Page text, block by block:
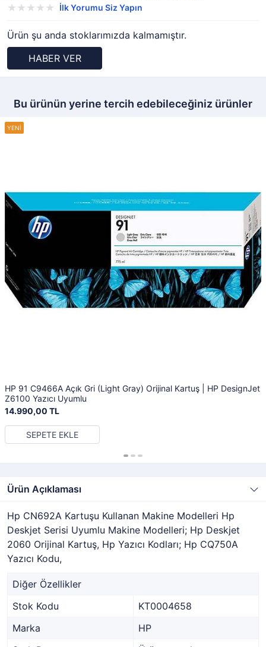
İlk Yorumu Siz Yapın
Ürün şu anda stoklarımızda kalmamıştır.
HABER VER
Bu ürünün yerine tercih edebileceğiniz ürünler
HP 91 C9466A Açık Gri (Light Gray) Orijinal Kartuş | HP DesignJet
Z6100 Yazıcı Uyumlu
14.990,00 TL
SEPETE EKLE
Ürün Açıklaması
Hp CN692A Kartuşu Kullanan Makine Modelleri Hp
Deskjet Serisi Uyumlu Makine Modelleri; Hp Deskjet
2060 Orijinal Kartuş, Hp Yazıcı Kodları; Hp CQ750A
Yazıcı Kodu,
Diğer Özellikler
Stok Kodu
KT0004658
Marka
HP